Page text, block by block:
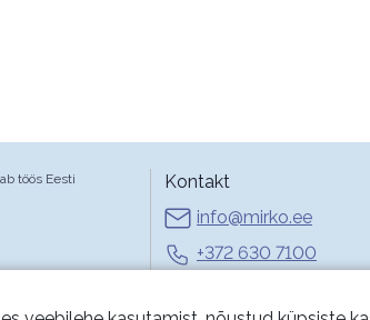
töös Eesti
Kontakt
info@mirko.ee
+372 630 7100